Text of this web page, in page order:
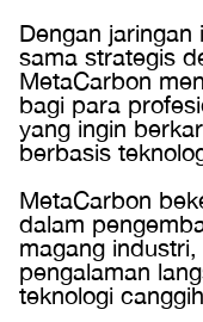
Dengan jaringan
sama strategis
MetaCarbon
bagi para
yang ingin
berbasis
MetaCarbon
dalam
magang
pengalaman
teknologi